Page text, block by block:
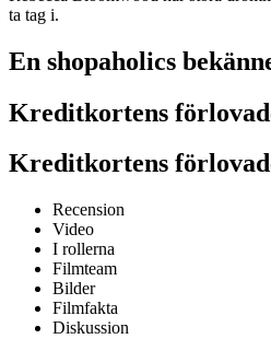
ta tag i.
En shopaholics
Kreditkortens
Kreditkortens
Recension
Video
I rollerna
Filmteam
Bilder
Filmfakta
Diskussion